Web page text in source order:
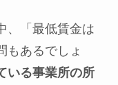
、「最低賃金は
もあるでしょ
いる事業所の所